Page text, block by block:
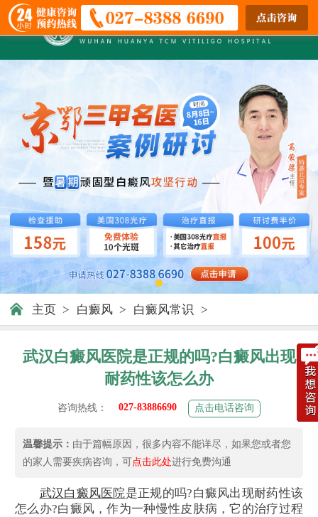
主页 > 白癜风 > 白癜风常识 >
武汉白癜风医院是正规的吗?白癜风出现
耐药性该怎么办
咨询热线： 027-83886690 点击电话咨询
温馨提示： 由于篇幅原因，很多内容不能详尽，如果您或者您
的家人需要疾病咨询，可点击此处进行免费沟通
武汉白癜风医院是正规的吗?白癜风出现耐药性该
怎么办?白癜风，作为一种慢性皮肤病，它的治疗过程